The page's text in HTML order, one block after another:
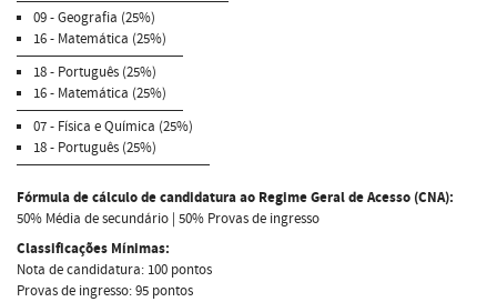
09 - Geografia (25%)
16 - Matemática (25%)
18 - Português (25%)
16 - Matemática (25%)
07 - Física e Química (25%)
18 - Português (25%)
Fórmula de cálculo de candidatura ao Regime Geral de Acesso (CNA):
50% Média de secundário | 50% Provas de ingresso
Classificações Mínimas:
Nota de candidatura: 100 pontos
Provas de ingresso: 95 pontos